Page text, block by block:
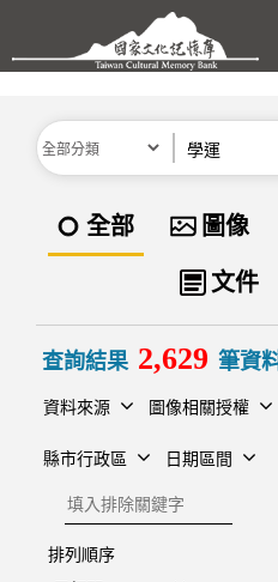
跳到主要內容區塊
分類
全部 圖像
文件
查詢結果 2,629 筆資
資料來源 圖像相關授權
縣市行政區 日期區間
排除關鍵字
排列順序